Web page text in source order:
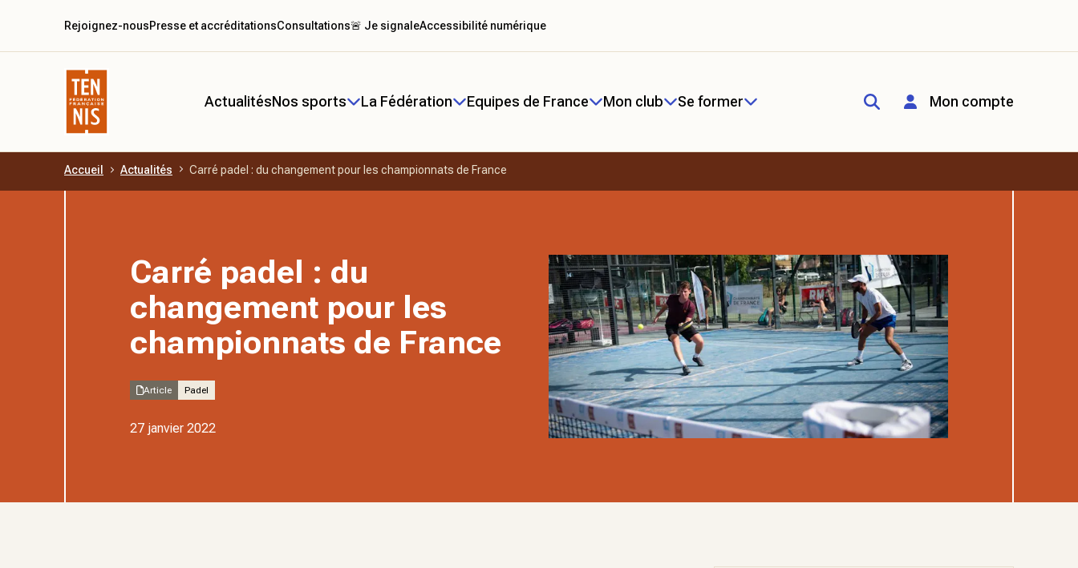
Aller au contenu principal
ActualitésNos sports La Fédération Equipes de France Mon club Se former Mon compte
Rejoignez-nousPresse et accréditationsConsultations🚨 Je signaleAccessibilité numérique
Accueil Actualités Carré padel : du changement pour les championnats de France
Carré padel : du
changement pour les
championnats de France
Article Padel
27 janvier 2022